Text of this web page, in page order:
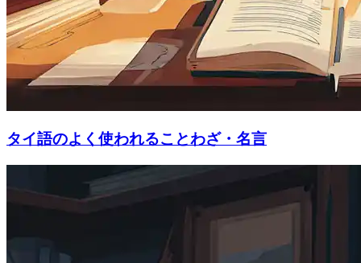
タイ語のよく使われることわざ・名言